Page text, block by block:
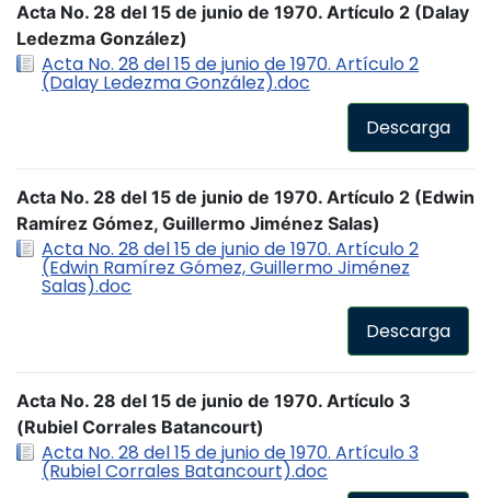
Acta No. 28 del 15 de junio de 1970. Artículo 2 (Dalay
Ledezma González)
Acta No. 28 del 15 de junio de 1970. Artículo 2
(Dalay Ledezma González).doc
Descarga
Acta No. 28 del 15 de junio de 1970. Artículo 2 (Edwin
Ramírez Gómez, Guillermo Jiménez Salas)
Acta No. 28 del 15 de junio de 1970. Artículo 2
(Edwin Ramírez Gómez, Guillermo Jiménez
Salas).doc
Descarga
Acta No. 28 del 15 de junio de 1970. Artículo 3
(Rubiel Corrales Batancourt)
Acta No. 28 del 15 de junio de 1970. Artículo 3
(Rubiel Corrales Batancourt).doc